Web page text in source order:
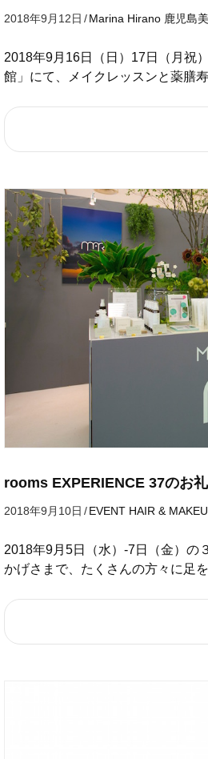
2018年9月12日 /Marina Hirano 鹿児島
2018年9月16日（日）17日（月祝
館」にて、メイクレッスンと薬膳
rooms EXPERIENCE 37のお礼
2018年9月10日 /EVENT HAIR &
2018年9月5日（水）-7日（金）の
かげさまで、たくさんの方々に足